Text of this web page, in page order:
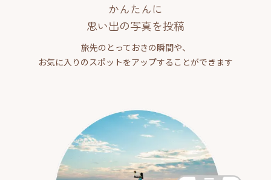
かんたんに
思い出の写真を投稿
旅先のとっておきの瞬間や、
お気に入りのスポットをアップすることができます